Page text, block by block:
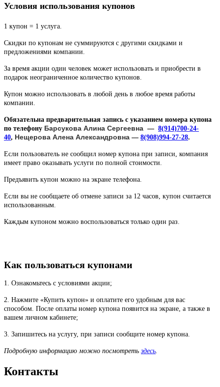
Условия использования купонов
1 купон = 1 услуга.
Скидки по купонам не суммируются с другими скидками и
предложениями компании.
За время акции один человек может использовать и приобрести в
подарок неограниченное количество купонов.
Купон можно использовать в любой день в любое время работы
компании.
Обязательна предварительная запись с указанием номера купона
по телефону Барсукова Алина Сергеевна — 8(914)700-24-
40, Нещерова Алена Александровна — 8(908)994-27-28.
Если пользователь не сообщил номер купона при записи, компания
имеет право оказывать услуги по полной стоимости.
Предъявить купон можно на экране телефона.
Если вы не сообщаете об отмене записи за 12 часов, купон считается
использованным.
Каждым купоном можно воспользоваться только один раз.
Как пользоваться купонами
1. Ознакомьтесь с условиями акции;
2. Нажмите «Купить купон» и оплатите его удобным для вас
способом. После оплаты номер купона появится на экране, а также в
вашем личном кабинете;
3. Запишитесь на услугу, при записи сообщите номер купона.
Подробную информацию можно посмотреть здесь
Контакты